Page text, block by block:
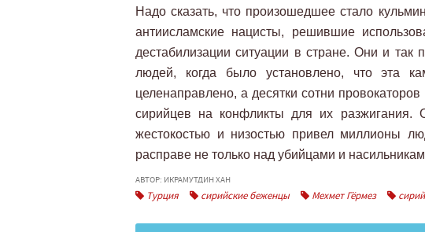
Надо сказать, что произошедшее стало
антиисламские нацисты, решившие
дестабилизации ситуации в стране. Они и так
людей, когда было установлено, что эта
целенаправлено, а десятки сотни
сирийцев на конфликты для их разжигания.
жестокостью и низостью привел миллионы
расправе не только над убийцами и
АВТОР: ИКРАМУТДИН ХАН
Турция сирийские беженцы Мехмет Гёрмез